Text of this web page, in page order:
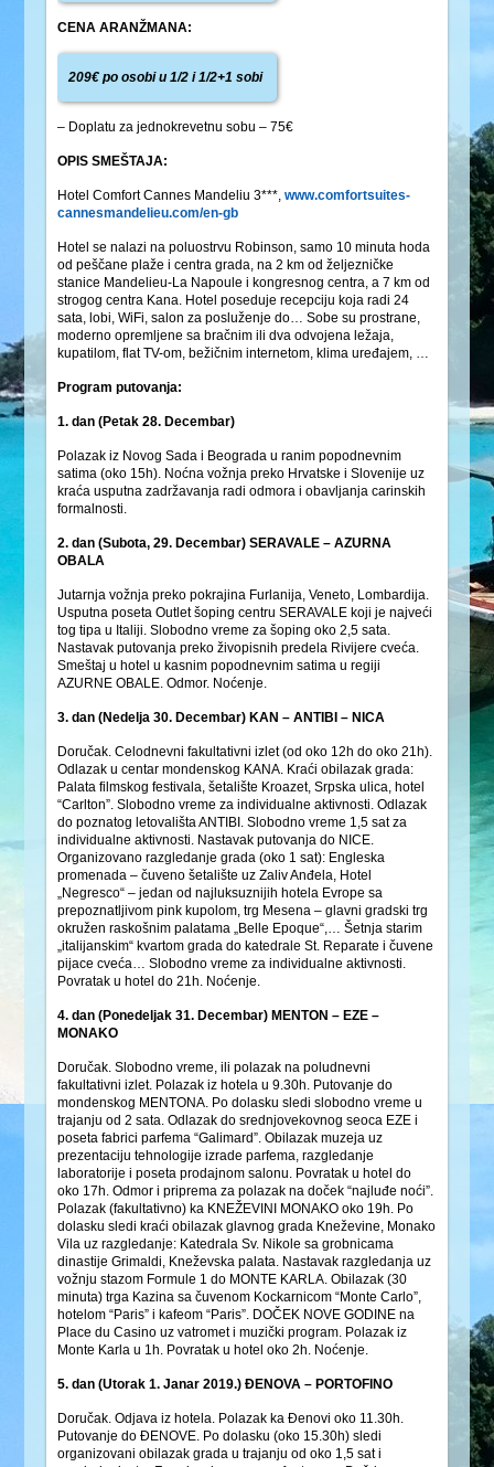
CENA ARANŽMANA:
209€ po osobi u 1/2 i 1/2+1 sobi
– Doplatu za jednokrevetnu sobu – 75€
OPIS SMEŠTAJA:
Hotel Comfort Cannes Mandeliu 3***,www.comfortsuites-
cannesmandelieu.com/en-gb
Hotel se nalazi na poluostrvu Robinson, samo 10 minuta hoda
od peščane plaže i centra grada, na 2 km od željezničke
stanice Mandelieu-La Napoule i kongresnog centra, a 7 km od
strogog centra Kana. Hotel poseduje recepciju koja radi 24
sata, lobi, WiFi, salon za posluženje do… Sobe su prostrane,
moderno opremljene sa bračnim ili dva odvojena ležaja,
kupatilom, flat TV-om, bežičnim internetom, klima uređajem, …
Program putovanja:
1. dan (Petak 28. Decembar)
Polazak iz Novog Sada i Beograda u ranim popodnevnim
satima (oko 15h). Noćna vožnja preko Hrvatske i Slovenije uz
kraća usputna zadržavanja radi odmora i obavljanja carinskih
formalnosti.
2. dan (Subota, 29. Decembar) SERAVALE – AZURNA
OBALA
Jutarnja vožnja preko pokrajina Furlanija, Veneto, Lombardija.
Usputna poseta Outlet šoping centru SERAVALE koji je najveći
tog tipa u Italiji. Slobodno vreme za šoping oko 2,5 sata.
Nastavak putovanja preko živopisnih predela Rivijere cveća.
Smeštaj u hotel u kasnim popodnevnim satima u regiji
AZURNE OBALE. Odmor. Noćenje.
3. dan (Nedelja 30. Decembar) KAN – ANTIBI – NICA
Doručak. Celodnevni fakultativni izlet (od oko 12h do oko 21h).
Odlazak u centar mondenskog KANA. Kraći obilazak grada:
Palata filmskog festivala, šetalište Kroazet, Srpska ulica, hotel
“Carlton”. Slobodno vreme za individualne aktivnosti. Odlazak
do poznatog letovališta ANTIBI. Slobodno vreme 1,5 sat za
individualne aktivnosti. Nastavak putovanja do NICE.
Organizovano razgledanje grada (oko 1 sat): Engleska
promenada – čuveno šetalište uz Zaliv Anđela, Hotel
„Negresco“ – jedan od najluksuznijih hotela Evrope sa
prepoznatljivom pink kupolom, trg Mesena – glavni gradski trg
okružen raskošnim palatama „Belle Epoque“,… Šetnja starim
„italijanskim“ kvartom grada do katedrale St. Reparate i čuvene
pijace cveća… Slobodno vreme za individualne aktivnosti.
Povratak u hotel do 21h. Noćenje.
4. dan (Ponedeljak 31. Decembar) MENTON – EZE –
MONAKO
Doručak. Slobodno vreme, ili polazak na poludnevni
fakultativni izlet. Polazak iz hotela u 9.30h. Putovanje do
mondenskog MENTONA. Po dolasku sledi slobodno vreme u
trajanju od 2 sata. Odlazak do srednjovekovnog seoca EZE i
poseta fabrici parfema “Galimard”. Obilazak muzeja uz
prezentaciju tehnologije izrade parfema, razgledanje
laboratorije i poseta prodajnom salonu. Povratak u hotel do
oko 17h. Odmor i priprema za polazak na doček “najluđe noći”.
Polazak (fakultativno) ka KNEŽEVINI MONAKO oko 19h. Po
dolasku sledi kraći obilazak glavnog grada Kneževine, Monako
Vila uz razgledanje: Katedrala Sv. Nikole sa grobnicama
dinastije Grimaldi, Kneževska palata. Nastavak razgledanja uz
vožnju stazom Formule 1 do MONTE KARLA. Obilazak (30
minuta) trga Kazina sa čuvenom Kockarnicom “Monte Carlo”,
hotelom “Paris” i kafeom “Paris”. DOČEK NOVE GODINE na
Place du Casino uz vatromet i muzički program. Polazak iz
Monte Karla u 1h. Povratak u hotel oko 2h. Noćenje.
5. dan (Utorak 1. Janar 2019.) ĐENOVA – PORTOFINO
Doručak. Odjava iz hotela. Polazak ka Đenovi oko 11.30h.
Putovanje do ĐENOVE. Po dolasku (oko 15.30h) sledi
organizovani obilazak grada u trajanju od oko 1,5 sat i